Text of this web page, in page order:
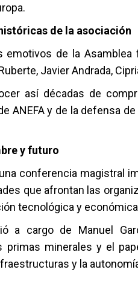
de la asociación
emotivos de la
, Javier Andrada,
así décadas de
ANEFA y de la defensa
y futuro
conferencia magistral
que afrontan las
tecnológica y
a cargo de Manuel
primas minerales y el
y la